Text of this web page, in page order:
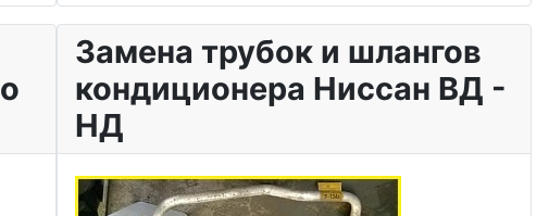
Замена трубок и шлангов
кондиционера Ниссан ВД -
НД